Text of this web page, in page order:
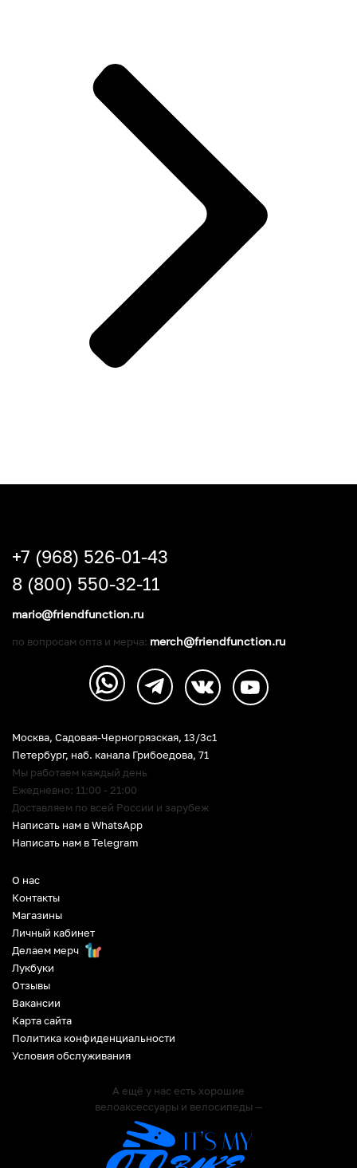
О нас
Контакты
Магазины
Личный кабинет
Делаем мерч
Лукбуки
Отзывы
Вакансии
Карта сайта
Политика конфиденциальности
Условия обслуживания
А ещё у нас есть хорошие
велоаксессуары и велосипеды —
Москва, Садовая-Черногрязская, 13/3c1
Петербург, наб. канала Грибоедова, 71
Мы работаем каждый день
Ежедневно: 11:00 - 21:00
Доставляем по всей России и зарубеж
Написать нам в WhatsApp
Написать нам в Telegram
+7 (968) 526-01-43
8 (800) 550-32-11
mario@friendfunction.ru
по вопросам опта и мерча: merch@friendfunction.ru